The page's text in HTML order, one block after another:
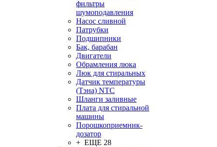
фильтры
шумоподавления
Насос сливной
Патрубки
Подшипники
Бак, барабан
Двигатели
Обрамления люка
Люк для стиральных
Датчик температуры
(Тэна) NTC
Шланги заливные
Плата для стиральной
машины
Порошкоприемник-
дозатор
+ ЕЩЕ 28